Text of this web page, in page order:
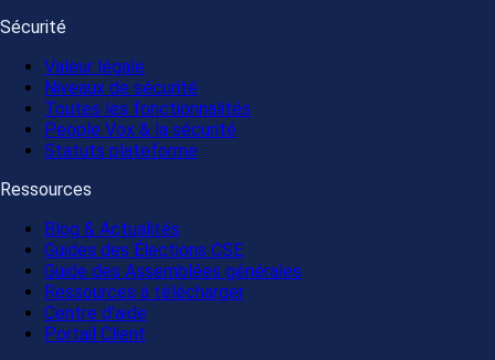
Sécurité
Valeur légale
Niveaux de sécurité
Toutes les fonctionnalités
People Vox & la sécurité
Statuts plateforme
Ressources
Blog & Actualités
Guides des Élections CSE
Guide des Assemblées générales
Ressources à télécharger
Centre d'aide
Portail Client